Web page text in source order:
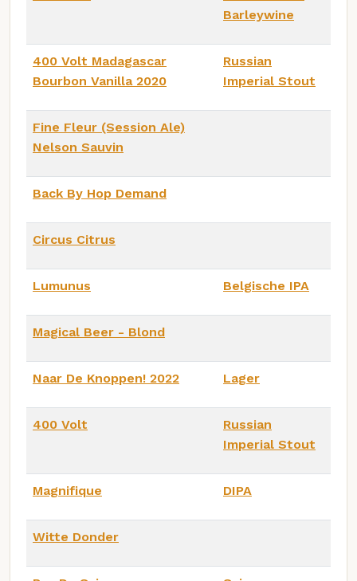
Barleywine
400 Volt Madagascar
Bourbon Vanilla 2020
Russian
Imperial Stout
Fine Fleur (Session Ale)
Nelson Sauvin
Back By Hop Demand
Circus Citrus
Lumunus Belgische IPA
Magical Beer - Blond
Naar De Knoppen! 2022 Lager
400 Volt
Russian
Imperial Stout
Magnifique DIPA
Witte Donder